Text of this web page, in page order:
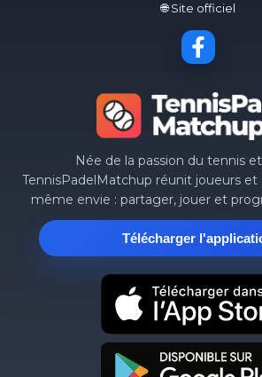
🌐 Site officiel
Née de la passion du tennis
TennisPadelMatchup réunit joueurs
même envie : partager, jouer et
Télécharger